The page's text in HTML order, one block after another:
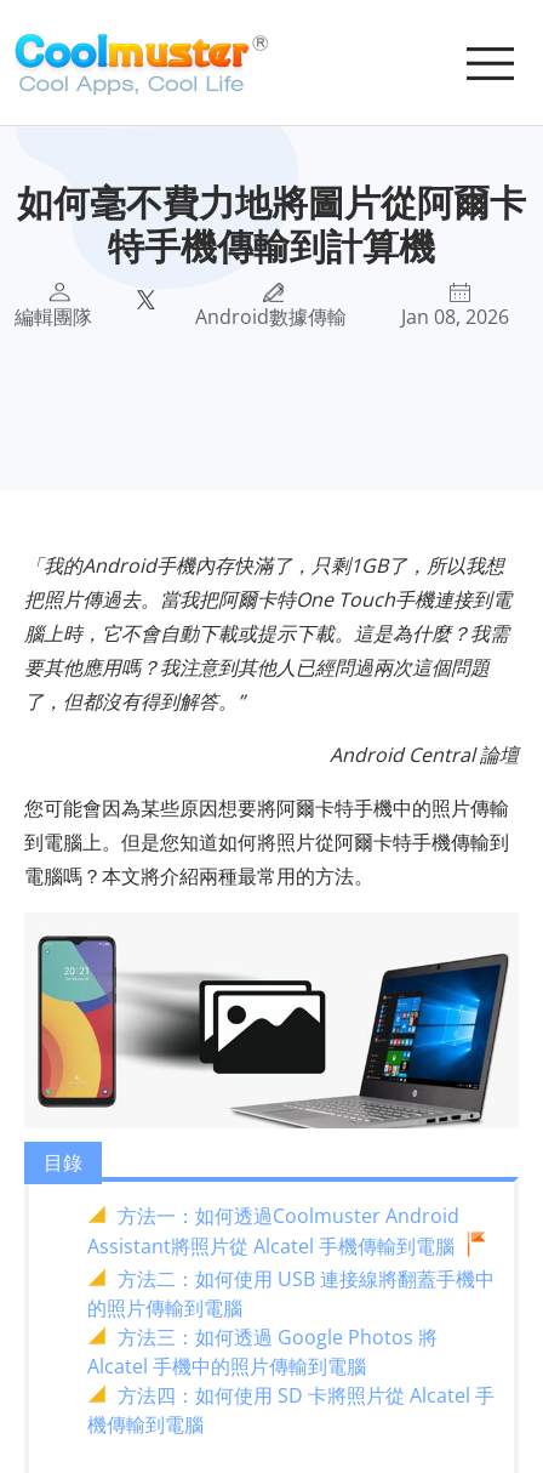
如何毫不費力地將圖片從阿爾卡
特手機傳輸到計算機
編輯團隊 Android數據傳輸 Jan 08, 2026
「我的Android手機內存快滿了，只剩1GB了，所以我想
把照片傳過去。當我把阿爾卡特One Touch手機連接到電
腦上時，它不會自動下載或提示下載。這是為什麼？我需
要其他應用嗎？我注意到其他人已經問過兩次這個問題
了，但都沒有得到解答。”
Android Central 論壇
您可能會因為某些原因想要將阿爾卡特手機中的照片傳輸
到電腦上。但是您知道如何將照片從阿爾卡特手機傳輸到
電腦嗎？本文將介紹兩種最常用的方法。
目錄
方法一：如何透過Coolmuster Android
Assistant將照片從 Alcatel 手機傳輸到電腦
方法二：如何使用 USB 連接線將翻蓋手機中
的照片傳輸到電腦
方法三：如何透過 Google Photos 將
Alcatel 手機中的照片傳輸到電腦
方法四：如何使用 SD 卡將照片從 Alcatel 手
機傳輸到電腦